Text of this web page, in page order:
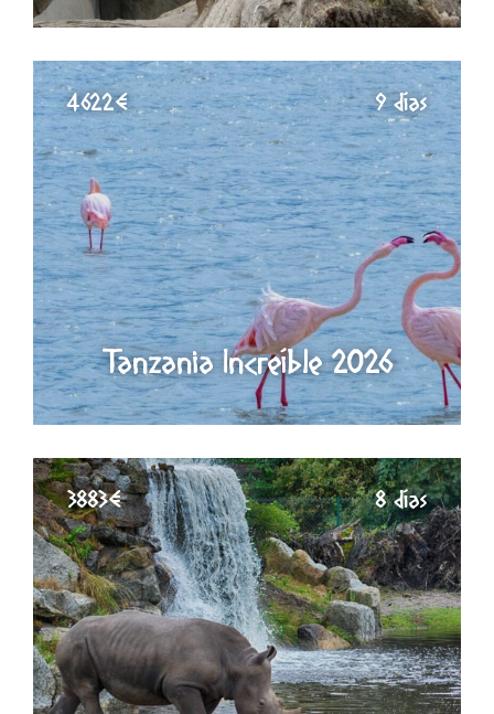
Tanzania Increíble 2026
4622€ 9 días
3883€ 8 días